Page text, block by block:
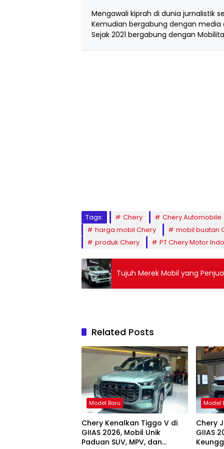
Mengawali kiprah di dunia jurnalistik
Kemudian bergabung dengan media
Sejak 2021 bergabung dengan
Tags: Chery
Chery Automobile
harga mobil Chery
mobil buatan
produk Chery
PT Chery Motor
Tujuh Merek Mobil yang
Related Posts
Model Baru
Chery Kenalkan Tiggo V di
GIIAS 2026, Mobil Unik
Paduan SUV, MPV, dan
Model
Chery
GIIAS